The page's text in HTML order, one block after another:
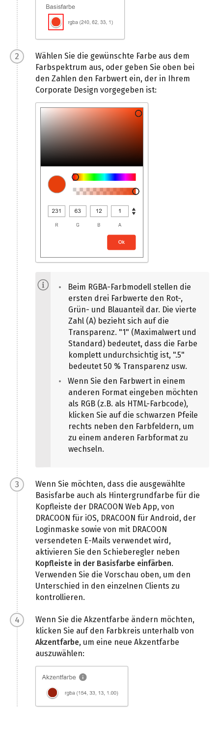
Wählen Sie die gewünschte Farbe aus dem
Farbspektrum aus, oder geben Sie oben bei
den Zahlen den Farbwert ein, der in Ihrem
Corporate Design vorgegeben ist:
Beim RGBA-Farbmodell stellen die
ersten drei Farbwerte den Rot-,
Grün- und Blauanteil dar. Die vierte
Zahl (A) bezieht sich auf die
Transparenz. "1" (Maximalwert und
Standard) bedeutet, dass die Farbe
komplett undurchsichtig ist, ".5"
bedeutet 50 % Transparenz usw.
Wenn Sie den Farbwert in einem
anderen Format eingeben möchten
als RGB (z.B. als HTML-Farbcode),
klicken Sie auf die schwarzen Pfeile
rechts neben den Farbfeldern, um
zu einem anderen Farbformat zu
wechseln.
Wenn Sie möchten, dass die ausgewählte
Basisfarbe auch als Hintergrundfarbe für die
Kopfleiste der DRACOON Web App, von
DRACOON für iOS, DRACOON für Android, der
Loginmaske sowie von mit DRACOON
versendeten E-Mails verwendet wird,
aktivieren Sie den Schieberegler neben
Kopfleiste in der Basisfarbe einfärben.
Verwenden Sie die Vorschau oben, um den
Unterschied in den einzelnen Clients zu
kontrollieren.
Wenn Sie die Akzentfarbe ändern möchten,
klicken Sie auf den Farbkreis unterhalb von
Akzentfarbe, um eine neue Akzentfarbe
auszuwählen: